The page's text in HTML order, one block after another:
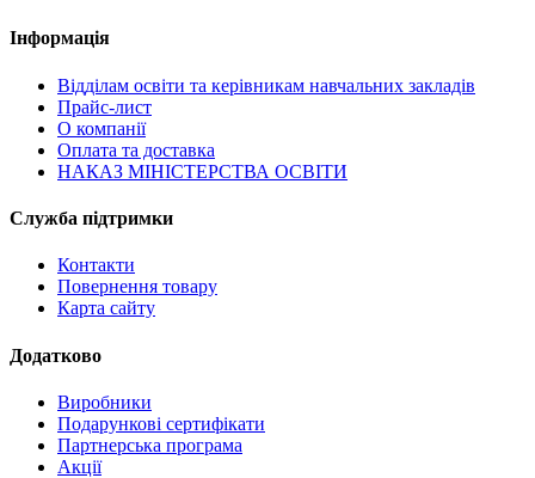
Інформація
Відділам освіти та керівникам навчальних закладів
Прайс-лист
О компанії
Оплата та доставка
НАКАЗ МІНІСТЕРСТВА ОСВІТИ
Служба підтримки
Контакти
Повернення товару
Карта сайту
Додатково
Виробники
Подарункові сертифікати
Партнерська програма
Акції